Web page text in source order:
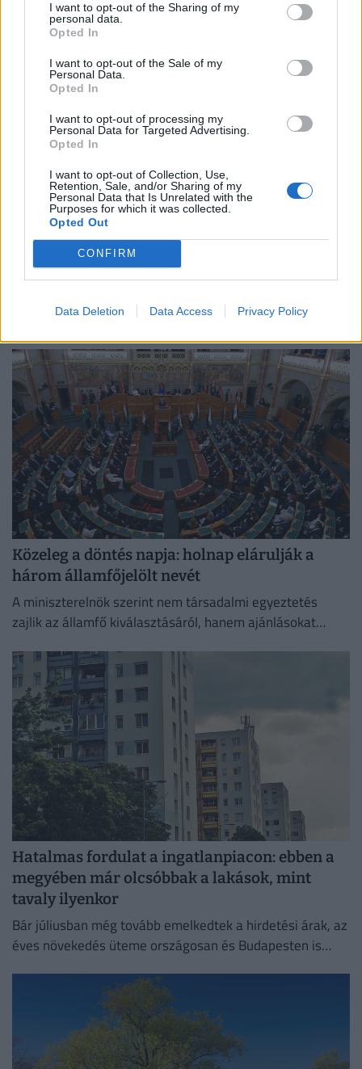
I want to opt-out of the Sharing of my
personal data.
Opted In
I want to opt-out of the Sale of my
Personal Data.
Opted In
I want to opt-out of processing my
Personal Data for Targeted Advertising.
Opted In
I want to opt-out of Collection, Use,
Retention, Sale, and/or Sharing of my
Personal Data that Is Unrelated with the
Purposes for which it was collected.
Opted Out
CONFIRM
Data Deletion Data Access Privacy Policy
Budapesten.
Működik a legális áramtrükk: így spórolnak
tízezreket a legmelegebb napokon az élelmes
magyarok
A nyári hőségben könnyen megugorhat a villanyszámla,
ha a háztartási gépeket és a klímát nem tudatosan
használjuk.
Közeleg a döntés napja: holnap elárulják a
három államfőjelölt nevét
A miniszterelnök szerint nem társadalmi egyeztetés
zajlik az államfő kiválasztásáról, hanem ajánlásokat
Hatalmas fordulat a ingatlanpiacon: ebben a
megyében már olcsóbbak a lakások, mint
tavaly ilyenkor
Bár júliusban még tovább emelkedtek a hirdetési árak, az
éves növekedés üteme országosan és Budapesten is